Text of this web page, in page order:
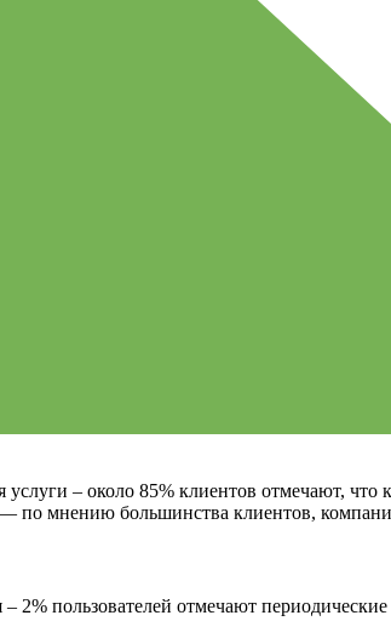
услуги – около 85% клиентов отмечают,
по мнению большинства клиентов,
2% пользователей отмечают